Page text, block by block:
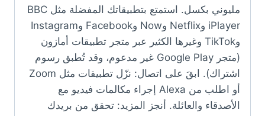
مليوني بكسل. استمتع بتطبيقاتك المفضلة مثل BBC
iPlayer وNetflix وNow وFacebook وInstagram
وTikTok وغيرها الكثير عبر متجر تطبيقات أمازون
(متجر Google Play غير مدعوم، وقد تُطبق رسوم
اشتراك). ابقَ على اتصال: نزّل تطبيقات مثل Zoom
أو اطلب من Alexa إجراء مكالمات فيديو مع
الأصدقاء والعائلة. أنجز المزيد: تحقق من بريدك